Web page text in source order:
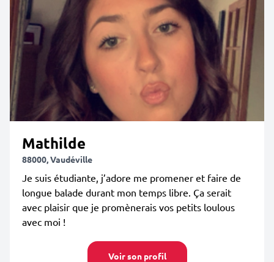
Mathilde
88000, Vaudéville
Je suis étudiante, j’adore me promener et faire de
longue balade durant mon temps libre. Ça serait
avec plaisir que je promènerais vos petits loulous
avec moi !
Voir son profil